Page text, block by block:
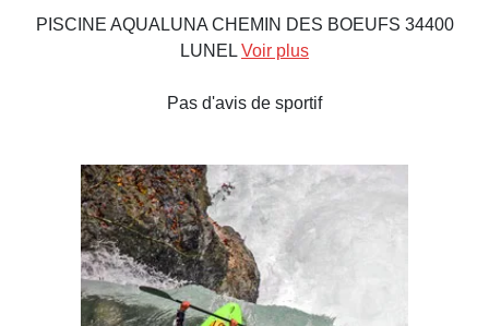
PISCINE AQUALUNA CHEMIN DES BOEUFS 34400
LUNEL Voir plus
Pas d'avis de sportif